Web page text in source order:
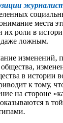
места
их роли в
даже ложным.
изменений,
в истории
к тому,
на стороне
в